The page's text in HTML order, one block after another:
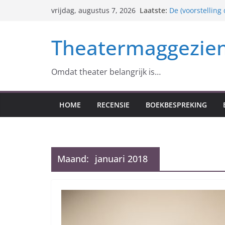
vrijdag, augustus 7, 2026 Laatste: De
Anton Tsjechov
Roger Arteel –
Omdat theater belangrijk is…
HOME RECENSIE BOEKBESPREKING
Maand: januari 2018